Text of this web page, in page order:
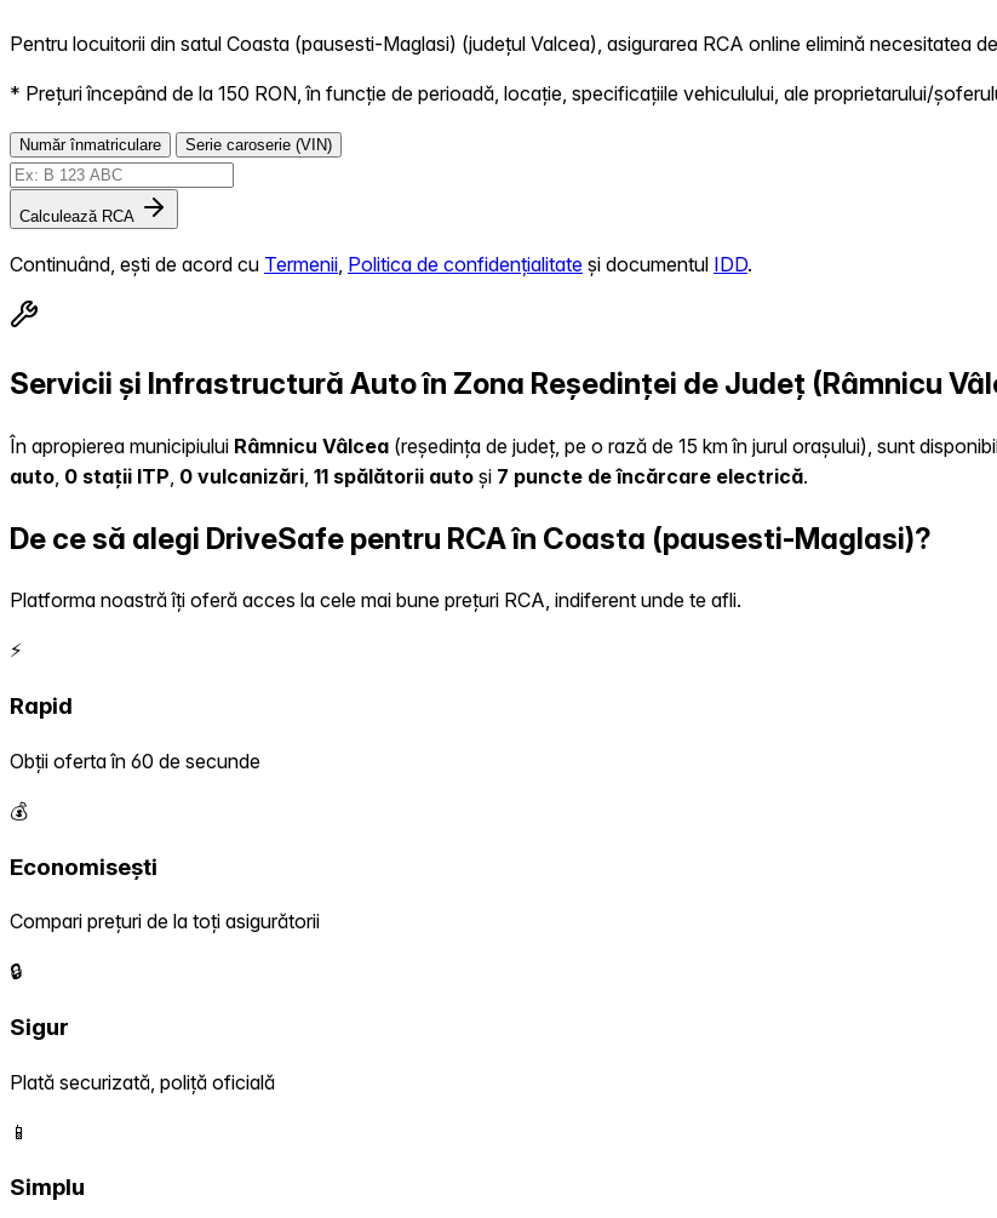
Pentru locuitorii din satul Coasta (pausesti-Maglasi) (județul Valcea), asigurarea RCA online elimină necesitatea
* Prețuri începând de la 150 RON, în funcție de perioadă, locație, specificațiile vehiculului, ale proprietarului/
Număr înmatriculare Serie caroserie (VIN)
Calculează RCA
Continuând, ești de acord cu Termenii Politica de confidențialitate și documentul IDD.
Servicii și Infrastructură Auto în Zona Reședinței de Județ (Râmnicu
În apropierea municipiului Râmnicu Vâlcea (reședința de județ, pe o rază de 15 km în jurul orașului), sunt
auto 0 stații ITP 0 vulcanizări 11 spălătorii auto și 7 puncte de încărcare electrică.
De ce să alegi DriveSafe pentru RCA în Coasta (pausesti-Maglasi)?
Platforma noastră îți oferă acces la cele mai bune prețuri RCA, indiferent unde te afli.
⚡
Rapid
Obții oferta în 60 de secunde
💰
Economisești
Compari prețuri de la toți asigurătorii
🔒
Sigur
Plată securizată, poliță oficială
📱
Simplu